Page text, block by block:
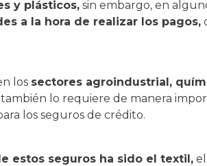
y plásticos, sin embargo, en
a la hora de realizar los pagos,
los sectores agroindustrial,
lo requiere de manera
los seguros de crédito.
estos seguros ha sido el textil,